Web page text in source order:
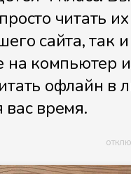
читать их
сайта, так и
на компьютер
офлайн в
время.